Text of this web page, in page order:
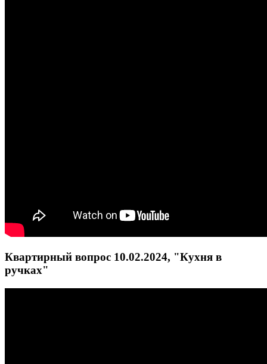
Квартирный вопрос 10.02.2024, "Кухня в
ручках"